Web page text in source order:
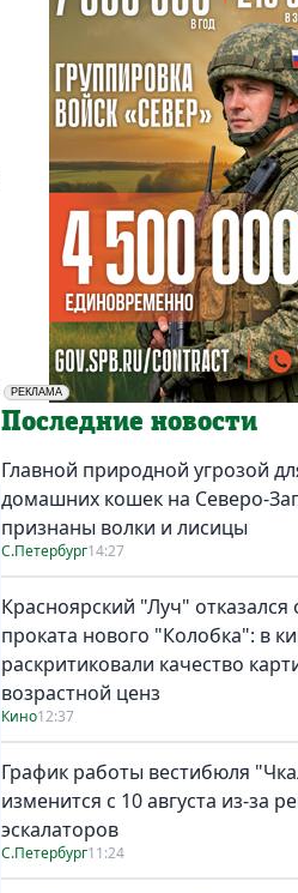
РЕКЛАМА
Социальная реклама
Последние новости
Главной природной угрозой
домашних кошек на Северо-
признаны волки и лисицы
С.Петербург14:27
Красноярский "Луч" отказался
проката нового "Колобка": в
раскритиковали качество
возрастной ценз
Кино12:37
График работы вестибюля
изменится с 10 августа из-за
эскалаторов
С.Петербург11:24